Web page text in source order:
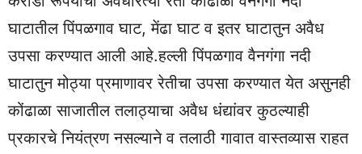
घाटातील पिंपळगाव घाट, मेंढा घाट व इतर घाटातुन अवैध
उपसा करण्यात आली आहे.हल्ली पिंपळगाव वैनगंगा नदी
घाटातुन मोठ्या प्रमाणावर रेतीचा उपसा करण्यात येत असुनही
कोंढाळा साजातील तलाठ्याचा अवैध धंद्यांवर कुठल्याही
प्रकारचे नियंत्रण नसल्याने व तलाठी गावात वास्तव्यास राहत